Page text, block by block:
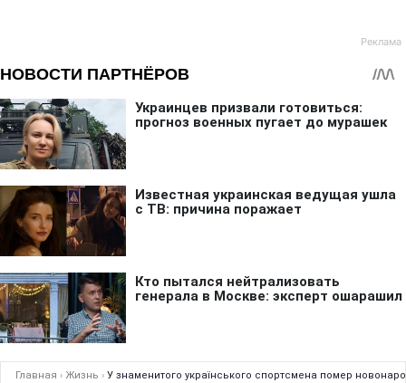
Главная › Жизнь › У знаменитого українського спортсмена помер